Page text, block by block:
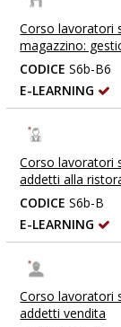
Corso lavoratori
magazzino:
CODICE S6b-B6
E-LEARNING
Corso lavoratori
addetti alla
CODICE S6b-B
E-LEARNING
Corso lavoratori
addetti vendita